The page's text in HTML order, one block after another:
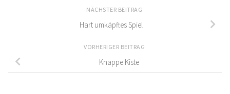
NÄCHSTER BEITRAG
Hart umkäpftes Spiel
VORHERIGER BEITRAG
Knappe Kiste